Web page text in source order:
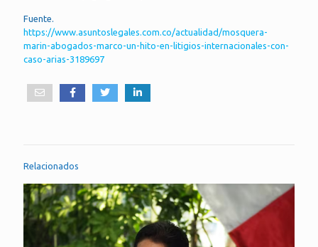
Fuente.
https://www.asuntoslegales.com.co/actualidad/mosquera-
marin-abogados-marco-un-hito-en-litigios-internacionales-con-
caso-arias-3189697
Relacionados